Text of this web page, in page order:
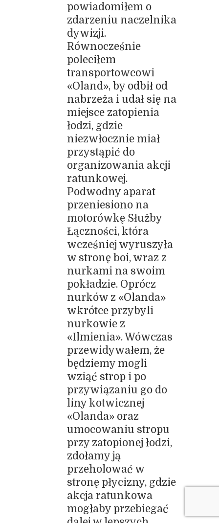
powiadomiłem o
zdarzeniu naczelnika
dywizji.
Równocześnie
poleciłem
transportowcowi
«Oland», by odbił od
nabrzeża i udał się na
miejsce zatopienia
łodzi, gdzie
niezwłocznie miał
przystąpić do
organizowania akcji
ratunkowej.
Podwodny aparat
przeniesiono na
motorówkę Służby
Łączności, która
wcześniej wyruszyła
w stronę boi, wraz z
nurkami na swoim
pokładzie. Oprócz
nurków z «Olanda»
wkrótce przybyli
nurkowie z
«Ilmienia». Wówczas
przewidywałem, że
będziemy mogli
wziąć strop i po
przywiązaniu go do
liny kotwicznej
«Olanda» oraz
umocowaniu stropu
przy zatopionej łodzi,
zdołamy ją
przeholować w
stronę płycizny, gdzie
akcja ratunkowa
mogłaby przebiegać